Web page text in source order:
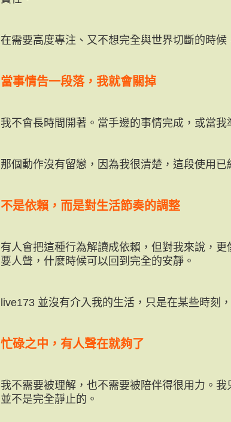
在需要高度專注、又不想完全與世界切斷的時候
當事情告一段落，我就會關掉
我不會長時間開著。當手邊的事情完成，或當
那個動作沒有留戀，因為我很清楚，這段使用已
不是依賴，而是對生活節奏的調整
有人會把這種行為解讀成依賴，但對我來說，
要人聲，什麼時候可以回到完全的安靜。
live173 並沒有介入我的生活，只是在某些時刻
忙碌之中，有人聲在就夠了
我不需要被理解，也不需要被陪伴得很用力。
並不是完全靜止的。